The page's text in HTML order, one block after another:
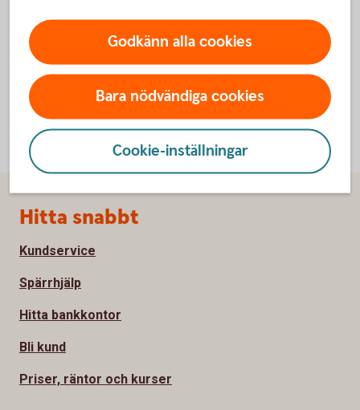
Inställningar för cookies
Godkänn alla cookies
Bara nödvändiga cookies
Cookie-inställningar
Sidfot
Hitta snabbt
Kundservice
Spärrhjälp
Hitta bankkontor
Bli kund
Priser, räntor och kurser